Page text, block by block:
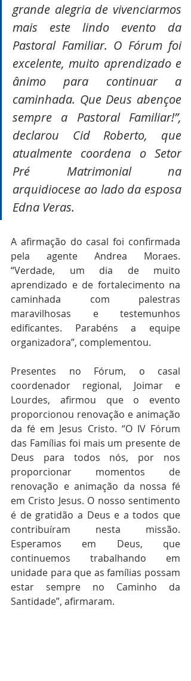
grande alegria de vivenciarmos
mais este lindo evento da
Pastoral Familiar. O Fórum foi
excelente, muito aprendizado e
ânimo para continuar a
caminhada. Que Deus abençoe
sempre a Pastoral Familiar!”,
declarou Cid Roberto, que
atualmente coordena o Setor
Pré Matrimonial na
arquidiocese ao lado da esposa
Edna Veras.
A afirmação do casal foi confirmada
pela agente Andrea Moraes.
“Verdade, um dia de muito
aprendizado e de fortalecimento na
caminhada com palestras
maravilhosas e testemunhos
edificantes. Parabéns a equipe
organizadora”, complementou.
Presentes no Fórum, o casal
coordenador regional, Joimar e
Lourdes, afirmou que o evento
proporcionou renovação e animação
da fé em Jesus Cristo. “O IV Fórum
das Famílias foi mais um presente de
Deus para todos nós, por nos
proporcionar momentos de
renovação e animação da nossa fé
em Cristo Jesus. O nosso sentimento
é de gratidão a Deus e a todos que
contribuíram nesta missão.
Esperamos em Deus, que
continuemos trabalhando em
unidade para que as famílias possam
estar sempre no Caminho da
Santidade”, afirmaram.